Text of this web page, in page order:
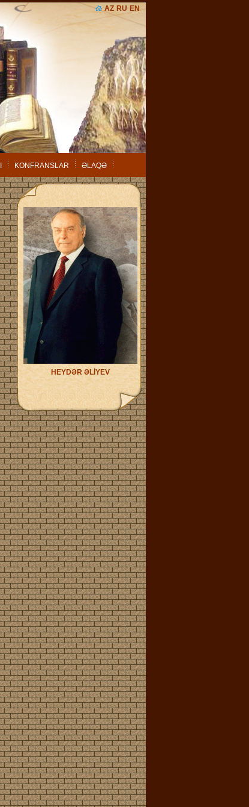
AZ RU EN
KONFRANSLAR ƏLAQƏ
HEYDƏR ƏLİYEV